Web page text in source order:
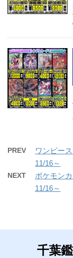
PREV
ワンピー
11/16～
NEXT
ポケモン
11/16～
千葉